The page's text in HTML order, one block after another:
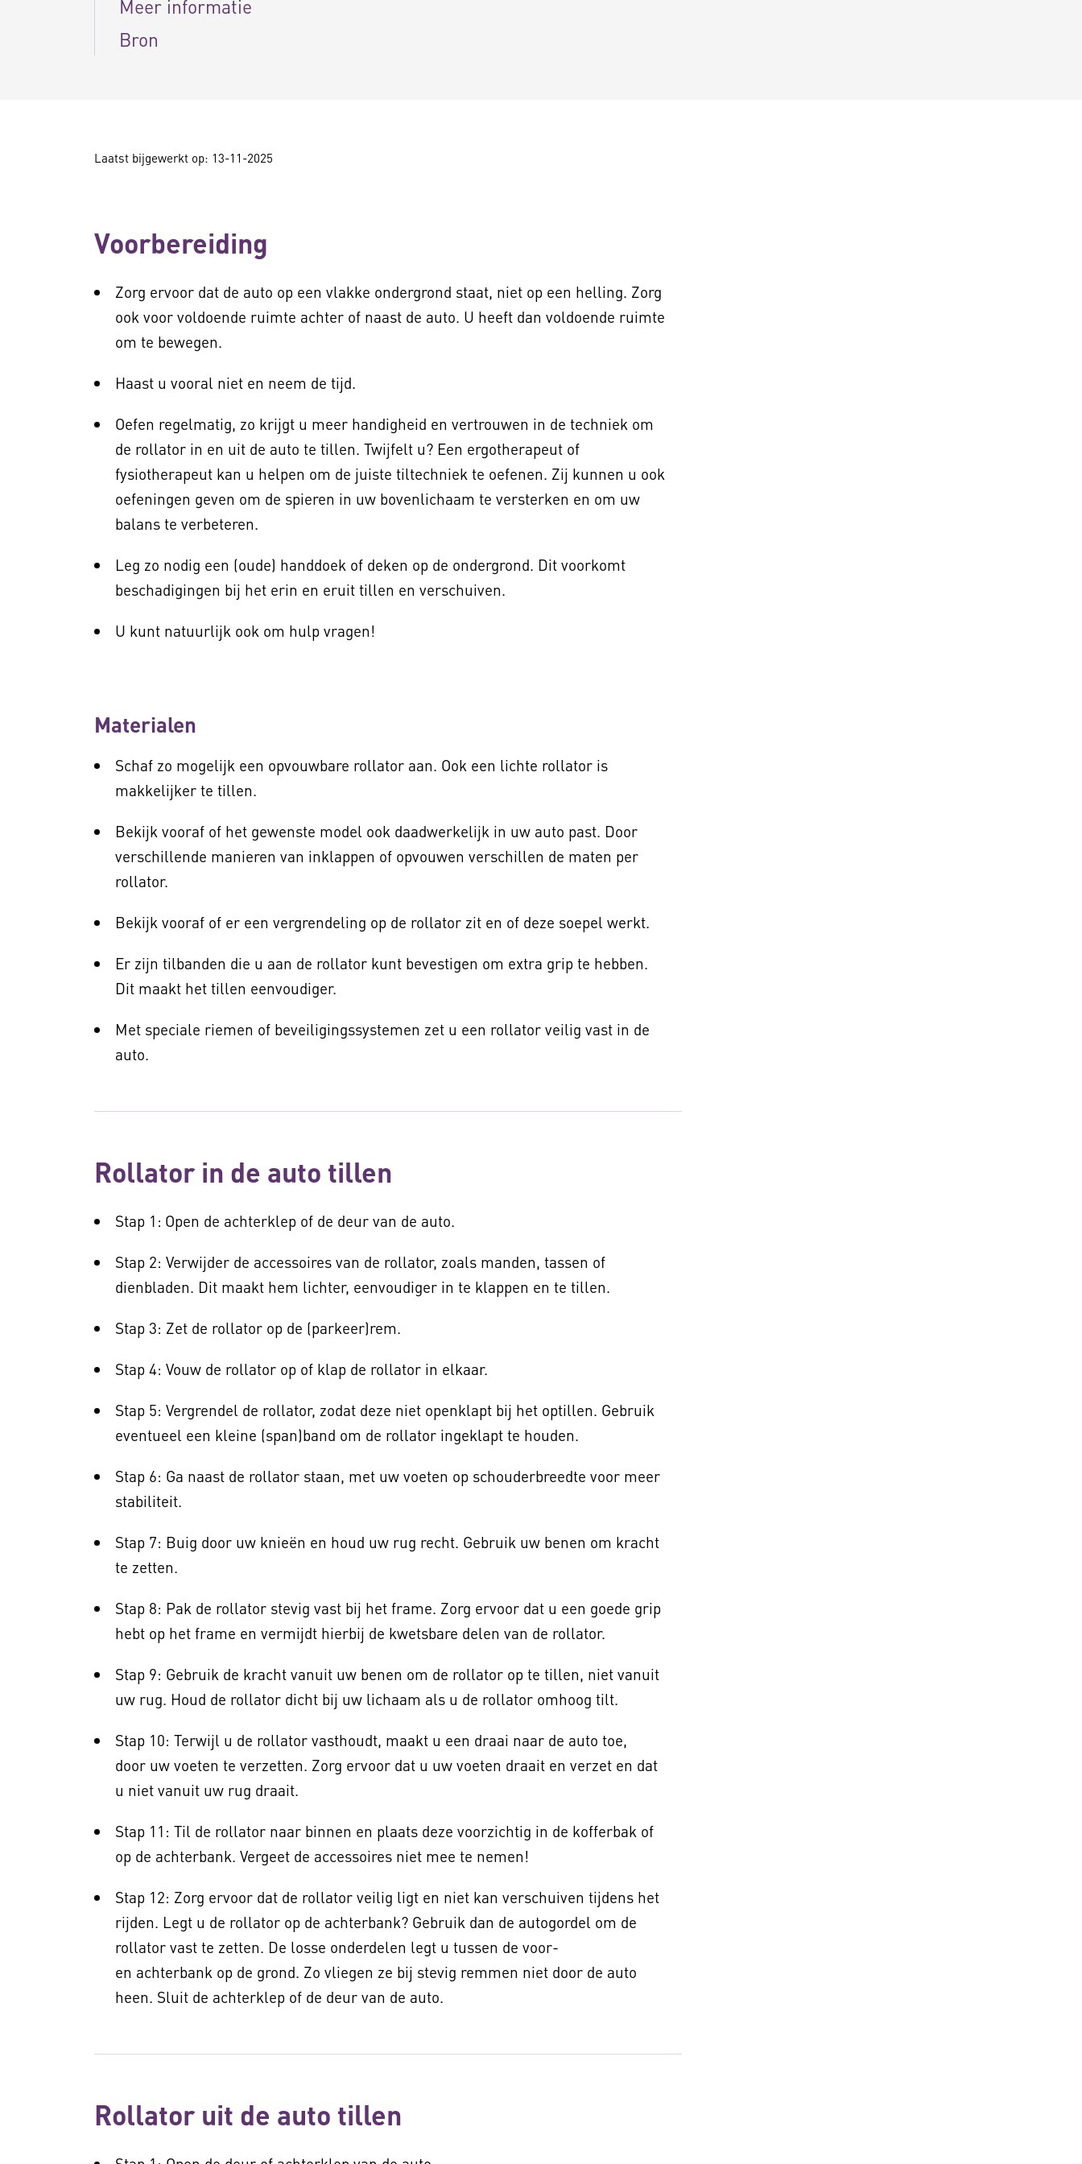
Meer informatie
Bron
Laatst bijgewerkt op: 13-11-2025
Voorbereiding
Zorg ervoor dat de auto op een vlakke ondergrond staat, niet op een helling. Zorg
ook voor voldoende ruimte achter of naast de auto. U heeft dan voldoende ruimte
om te bewegen.
Haast u vooral niet en neem de tijd.
Oefen regelmatig, zo krijgt u meer handigheid en vertrouwen in de techniek om
de rollator in en uit de auto te tillen. Twijfelt u? Een ergotherapeut of
fysiotherapeut kan u helpen om de juiste tiltechniek te oefenen. Zij kunnen u ook
oefeningen geven om de spieren in uw bovenlichaam te versterken en om uw
balans te verbeteren.
Leg zo nodig een (oude) handdoek of deken op de ondergrond. Dit voorkomt
beschadigingen bij het erin en eruit tillen en verschuiven.
U kunt natuurlijk ook om hulp vragen!
Materialen
Schaf zo mogelijk een opvouwbare rollator aan. Ook een lichte rollator is
makkelijker te tillen.
Bekijk vooraf of het gewenste model ook daadwerkelijk in uw auto past. Door
verschillende manieren van inklappen of opvouwen verschillen de maten per
rollator.
Bekijk vooraf of er een vergrendeling op de rollator zit en of deze soepel werkt.
Er zijn tilbanden die u aan de rollator kunt bevestigen om extra grip te hebben.
Dit maakt het tillen eenvoudiger.
Met speciale riemen of beveiligingssystemen zet u een rollator veilig vast in de
auto.
Rollator in de auto tillen
Stap 1: Open de achterklep of de deur van de auto.
Stap 2: Verwijder de accessoires van de rollator, zoals manden, tassen of
dienbladen. Dit maakt hem lichter, eenvoudiger in te klappen en te tillen.
Stap 3: Zet de rollator op de (parkeer)rem.
Stap 4: Vouw de rollator op of klap de rollator in elkaar.
Stap 5: Vergrendel de rollator, zodat deze niet openklapt bij het optillen. Gebruik
eventueel een kleine (span)band om de rollator ingeklapt te houden.
Stap 6: Ga naast de rollator staan, met uw voeten op schouderbreedte voor meer
stabiliteit.
Stap 7: Buig door uw knieën en houd uw rug recht. Gebruik uw benen om kracht
te zetten.
Stap 8: Pak de rollator stevig vast bij het frame. Zorg ervoor dat u een goede grip
hebt op het frame en vermijdt hierbij de kwetsbare delen van de rollator.
Stap 9: Gebruik de kracht vanuit uw benen om de rollator op te tillen, niet vanuit
uw rug. Houd de rollator dicht bij uw lichaam als u de rollator omhoog tilt.
Stap 10: Terwijl u de rollator vasthoudt, maakt u een draai naar de auto toe,
door uw voeten te verzetten. Zorg ervoor dat u uw voeten draait en verzet en dat
u niet vanuit uw rug draait.
Stap 11: Til de rollator naar binnen en plaats deze voorzichtig in de kofferbak of
op de achterbank. Vergeet de accessoires niet mee te nemen!
Stap 12: Zorg ervoor dat de rollator veilig ligt en niet kan verschuiven tijdens het
rijden. Legt u de rollator op de achterbank? Gebruik dan de autogordel om de
rollator vast te zetten. De losse onderdelen legt u tussen de voor-
en achterbank op de grond. Zo vliegen ze bij stevig remmen niet door de auto
heen. Sluit de achterklep of de deur van de auto.
Rollator uit de auto tillen